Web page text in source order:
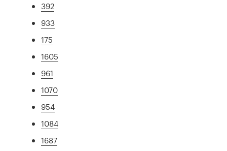
392
933
175
1605
961
1070
954
1084
1687